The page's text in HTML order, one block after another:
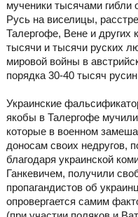
мученики тысячами гибли
Русь на виселицы,
Талергофе, Вене и других
тысячи и тысячи руских
мировой войны в
порядка 30-40 тысяч
Украинские
якобы в Талергофе
которые в военном
доносам своих недругов,
благодаря украинской
Ганкевичем, получили
пропагандистов об
опровергается самим